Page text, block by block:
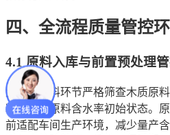
四、全流程质量管控
4.1 原料入库与前置预处理
生产线进料环节严格筛查木质原
料，把控原料含水率初始状态。
前适配车间生产环境，减少量产